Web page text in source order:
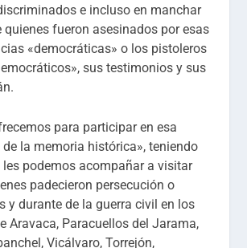
e incluso en manchar
quienes fueron asesinados por esas
«democráticas» o los pistoleros
sus testimonios y sus
para participar en esa
de la memoria histórica», teniendo
les podemos acompañar a visitar
padecieron persecución o
y durante de la guerra civil en los
Aravaca, Paracuellos del Jarama,
Vicálvaro, Torrejón,